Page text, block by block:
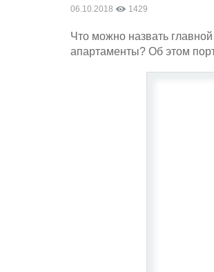
06.10.2018 1429
Что можно назвать
апартаменты? Об этом